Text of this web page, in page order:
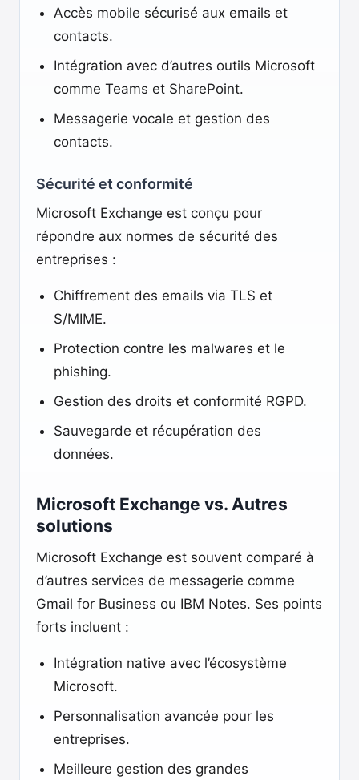
Accès mobile sécurisé aux emails et
contacts.
Intégration avec d’autres outils Microsoft
comme Teams et SharePoint.
Messagerie vocale et gestion des
contacts.
Sécurité et conformité
Microsoft Exchange est conçu pour
répondre aux normes de sécurité des
entreprises :
Chiffrement des emails via TLS et
S/MIME.
Protection contre les malwares et le
phishing.
Gestion des droits et conformité RGPD.
Sauvegarde et récupération des
données.
Microsoft Exchange vs. Autres
solutions
Microsoft Exchange est souvent comparé à
d’autres services de messagerie comme
Gmail for Business ou IBM Notes. Ses points
forts incluent :
Intégration native avec l’écosystème
Microsoft.
Personnalisation avancée pour les
entreprises.
Meilleure gestion des grandes